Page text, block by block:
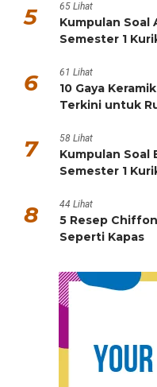
5 65 Lihat
Kumpulan Soal
Semester 1
6 61 Lihat
10 Gaya
Terkini untuk
7 58 Lihat
Kumpulan Soal
Semester 1
8 44 Lihat
5 Resep
Seperti Kapas